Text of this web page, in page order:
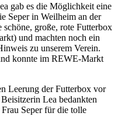
gab es die Möglichkeit eine
Seper in Weilheim an der
große, rote Futterbox
und machten noch ein
zu unserem Verein.
konnte im REWE-Markt
Leerung der Futterbox vor
Lea bedankten
Seper für die tolle